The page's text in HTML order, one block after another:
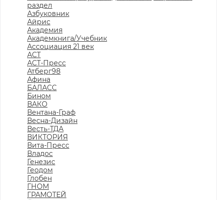
раздел
Азбуковник
Айрис
Академия
Академкнига/Учебник
Ассоциация 21 век
АСТ
АСТ-Пресс
Атберг98
Афина
БАЛАСС
Бином
ВАКО
Вентана-Граф
Весна-Дизайн
Весть-ТДА
ВИКТОРИЯ
Вита-Пресс
Владос
Генезис
Геодом
Глобен
ГНОМ
ГРАМОТЕЙ